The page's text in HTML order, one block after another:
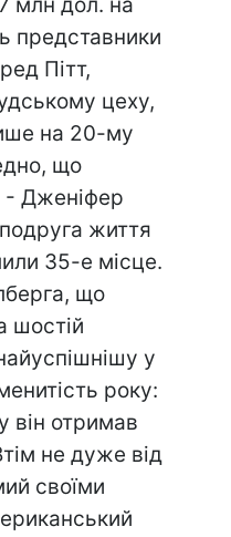
представники
Пітт,
цеху,
на 20-му
що
- Дженіфер
життя
35-е місце.
що
шостій
у
року:
він отримав
не дуже від
своїми